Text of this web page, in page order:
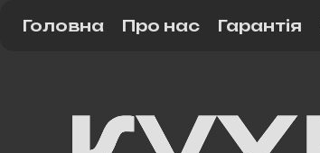
Головна Про нас Гарантія